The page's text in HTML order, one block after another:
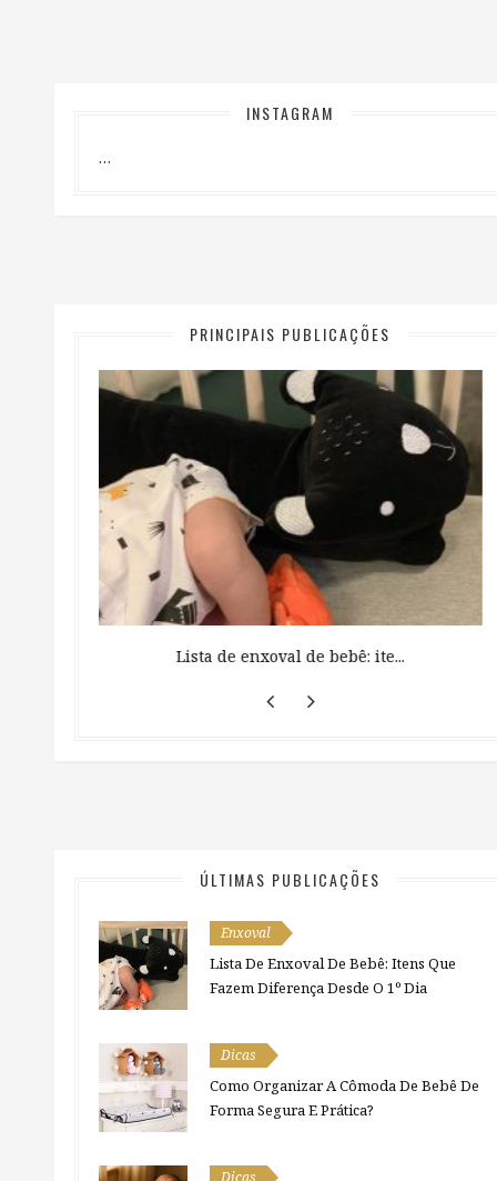
INSTAGRAM
…
PRINCIPAIS PUBLICAÇÕES
Lista de enxoval de bebê: ite...
ÚLTIMAS PUBLICAÇÕES
Enxoval
Lista De Enxoval De Bebê: Itens Que
Fazem Diferença Desde O 1º Dia
Dicas
Como Organizar A Cômoda De Bebê De
Forma Segura E Prática?